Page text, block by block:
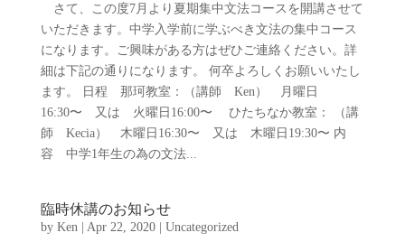
さて、この度7月より夏期集中文法コースを開講させて
いただきます。中学入学前に学ぶべき文法の集中コース
になります。ご興味がある方はぜひご連絡ください。詳
細は下記の通りになります。 何卒よろしくお願いいたし
ます。 日程 那珂教室：（講師 Ken） 月曜日
16:30〜 又は 火曜日16:00〜 ひたちなか教室： （講
師 Kecia） 木曜日16:30〜 又は 木曜日19:30〜 内
容 中学1年生の為の文法...
臨時休講のお知らせ
by Ken Apr 22, 2020| Uncategorized